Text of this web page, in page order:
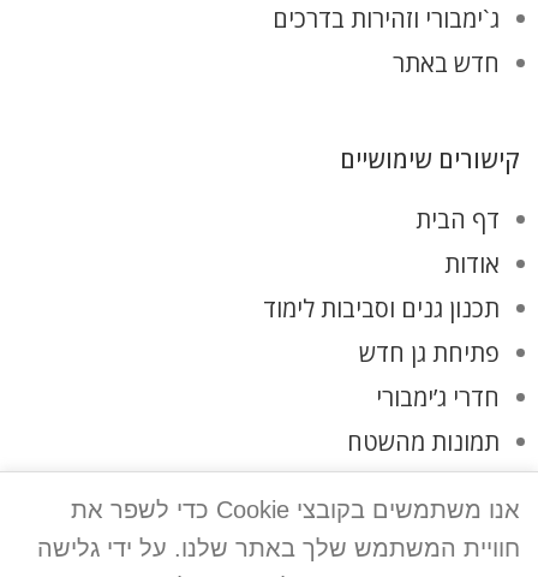
ג`ימבורי וזהירות בדרכים
חדש באתר
קישורים שימושיים
דף הבית
אודות
תכנון גנים וסביבות לימוד
פתיחת גן חדש
חדרי ג’ימבורי
תמונות מהשטח
אנו משתמשים בקובצי Cookie כדי לשפר את
חוויית המשתמש שלך באתר שלנו. על ידי גלישה